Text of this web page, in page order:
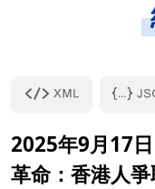
2025年9月17
革命：香港人